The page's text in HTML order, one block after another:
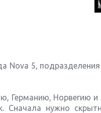
Nova 5,
Германию, Норвегию и
Сначала нужно